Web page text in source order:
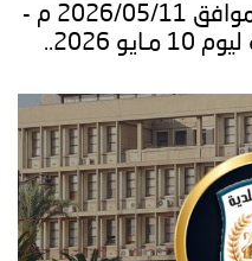
تُونس ـ 1447/11/24هـ ــ الموافق 2026/05/11 م -
2026..